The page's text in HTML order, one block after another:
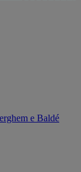
e Baldé